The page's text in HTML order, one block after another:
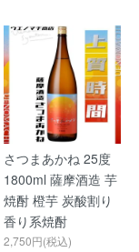
さつまあかね 25度
1800ml 薩摩酒造 芋
焼酎 橙芋 炭酸割り
香り系焼酎
2,750円(税込)